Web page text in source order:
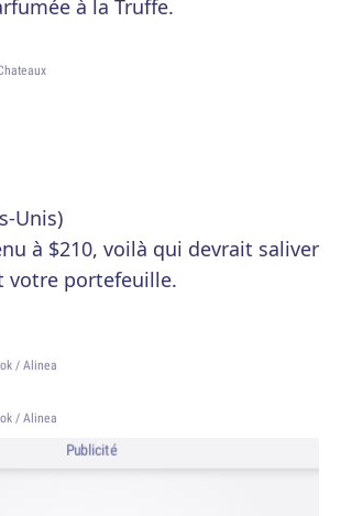
à la Truffe.
Unis)
à $210, voilà qui devrait saliver
votre portefeuille.
/ Alinea
/ Alinea
Publicité